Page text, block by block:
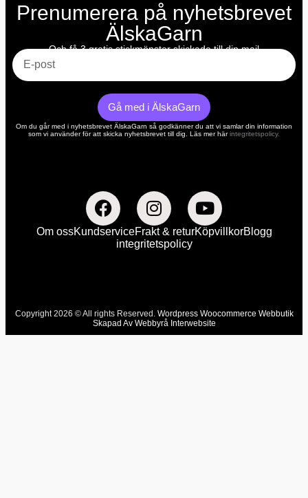
Prenumerera på nyhetsbrevet
ÄlskaGarn
Och få 3 gratis stickmönster skickade till din mail
Gå med i ÄlskaGarn
Om du går med i nyhetsbrevet ÄlskaGarn så godkänner du att vi samlar din information
som vi använder för att skicka nyhetsbrevet till dig. Läs mer härintegritetspolicy.
Om ossKundserviceFrakt & returKöpvillkorBlogg
integritetspolicy
Copyright 2026 © All rights Reserved. Wordpress Woocommerce Webbutik
Skapad Av Webbyrå Interwebsite